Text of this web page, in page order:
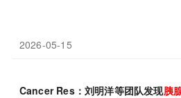
2026-05-15
Cancer Res：刘明洋等团队发现胰